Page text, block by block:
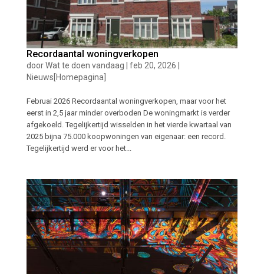
Recordaantal woningverkopen
doorWat te doen vandaag feb 20, 2026
Nieuws[Homepagina]
Februai 2026 Recordaantal woningverkopen, maar voor het
eerst in 2,5 jaar minder overboden De woningmarkt is verder
afgekoeld. Tegelijkertijd wisselden in het vierde kwartaal van
2025 bijna 75.000 koopwoningen van eigenaar: een record.
Tegelijkertijd werd er voor het...